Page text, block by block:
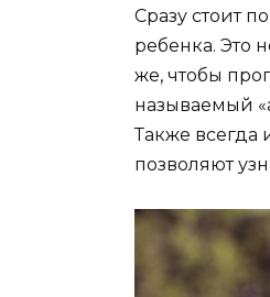
Сразу стоит
ребенка. Это
же, чтобы
называемый
Также всегда
позволяют